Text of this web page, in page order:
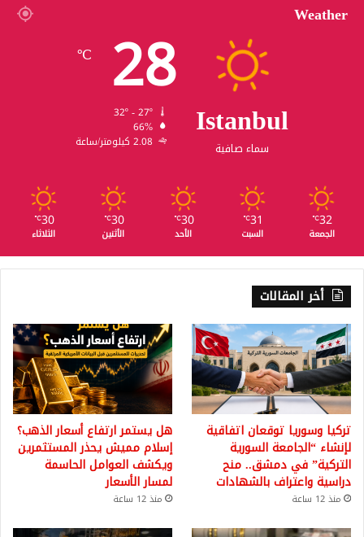
Weather
Istanbul
سماء صافية
28
℃
66%
2.08 كيلومتر/ساعة
32
℃
الجمعة
31
℃
السبت
30
℃
الأحد
30
℃
الأثنين
30
℃
الثلاثاء
أخر المقالات
تركيا وسوريا توقعان اتفاقية
لإنشاء “الجامعة السورية
التركية” في دمشق.. منح
دراسية واعتراف بالشهادات
منذ 12 ساعة
هل يستمر ارتفاع أسعار الذهب؟
إسلام مميش يحذر المستثمرين
ويكشف العوامل الحاسمة
لمسار الأسعار
منذ 12 ساعة